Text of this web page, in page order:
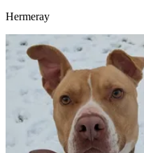
Hermeray